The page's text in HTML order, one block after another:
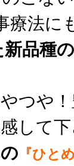
療法に
品種
つや
して
『ひと